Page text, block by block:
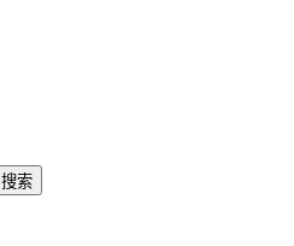
搜索